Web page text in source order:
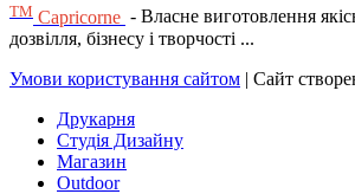
ТМ Capricorne - Власне виготовлення
дозвілля, бізнесу і творчості ...
Умови користування сайтом | Сайт
Друкарня
Студія Дизайну
Магазин
Outdoor